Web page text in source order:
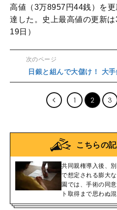
高値（3万8957円44銭）を
達した。史上最高値の更新
19日）
次のページ
日銀と組んで大儲け！ 大
1 2 3
こちらの
共同親権導入後、
で想定される膨大
園では、手術の同
ト取得まで思わぬ